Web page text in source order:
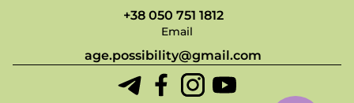
+38 050 751 1812
Email
age.possibility@gmail.com